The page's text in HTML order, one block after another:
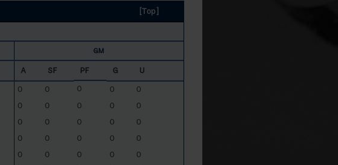
[Top]
GM
A SF PF G
U
0 0 0 0
0
0 0 0 0
0
0 0 0 0
0
0 0 0 0
0
0 0 0 0
0